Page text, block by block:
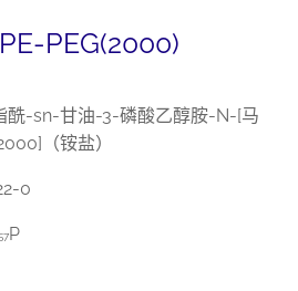
PEG(2000)
酰-sn-甘油-3-磷酸乙醇胺-N-[马
（铵盐）
0
P